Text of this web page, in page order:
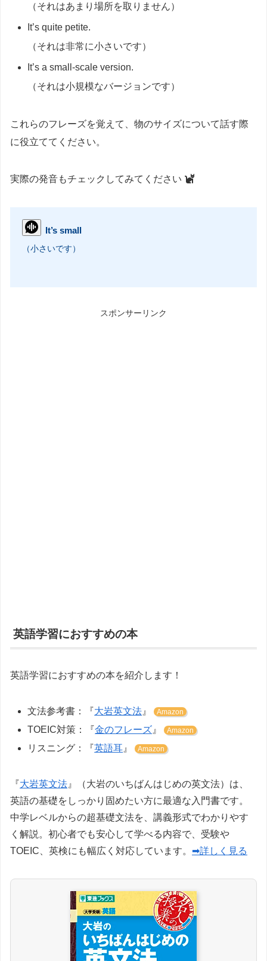
（それはあまり場所を取りません）
It’s quite petite.
（それは非常に小さいです）
It’s a small-scale version.
（それは小規模なバージョンです）
これらのフレーズを覚えて、物のサイズについて話す際
に役立ててください。
実際の発音もチェックしてみてください
It’s small
（小さいです）
スポンサーリンク
英語学習におすすめの本
英語学習におすすめの本を紹介します！
文法参考書：『大岩英文法 』 Amazon
TOEIC対策：『金のフレーズ 』 Amazon
リスニング：『英語耳 』 Amazon
『大岩英文法 』（大岩のいちばんはじめの英文法）は、
英語の基礎をしっかり固めたい方に最適な入門書です。
中学レベルからの超基礎文法を、講義形式でわかりやす
く解説。初心者でも安心して学べる内容で、受験や
TOEIC、英検にも幅広く対応しています。 ➡詳しく見る